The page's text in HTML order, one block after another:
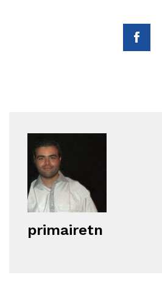
primairetn